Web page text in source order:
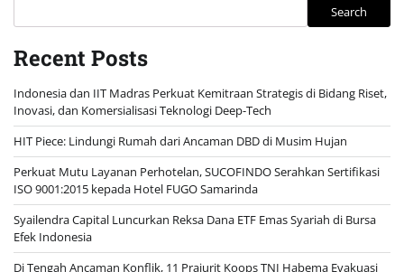
Search
Recent Posts
Indonesia dan IIT Madras Perkuat Kemitraan Strategis di Bidang Riset,
Inovasi, dan Komersialisasi Teknologi Deep-Tech
HIT Piece: Lindungi Rumah dari Ancaman DBD di Musim Hujan
Perkuat Mutu Layanan Perhotelan, SUCOFINDO Serahkan Sertifikasi
ISO 9001:2015 kepada Hotel FUGO Samarinda
Syailendra Capital Luncurkan Reksa Dana ETF Emas Syariah di Bursa
Efek Indonesia
Di Tengah Ancaman Konflik, 11 Prajurit Koops TNI Habema Evakuasi